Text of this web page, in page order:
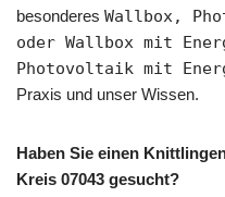
besonderes Wallbox,
oder Wallbox mit
Photovoltaik mit
Praxis und unser Wissen.
Haben Sie einen
Kreis 07043 gesucht?